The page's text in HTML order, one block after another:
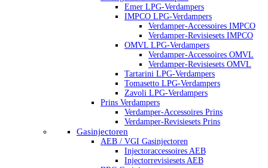
Emer LPG-Verdampers
IMPCO LPG-Verdampers
Verdamper-Accessoires IMPCO
Verdamper-Revisiesets IMPCO
OMVL LPG-Verdampers
Verdamper-Accessoires OMVL
Verdamper-Revisiesets OMVL
Tartarini LPG-Verdampers
Tomasetto LPG-Verdampers
Zavoli LPG-Verdampers
Prins Verdampers
Verdamper-Accessoires Prins
Verdamper-Revisiesets Prins
Gasinjectoren
AEB / VGI Gasinjectoren
Injectoraccessoires AEB
Injectorrevisiesets AEB